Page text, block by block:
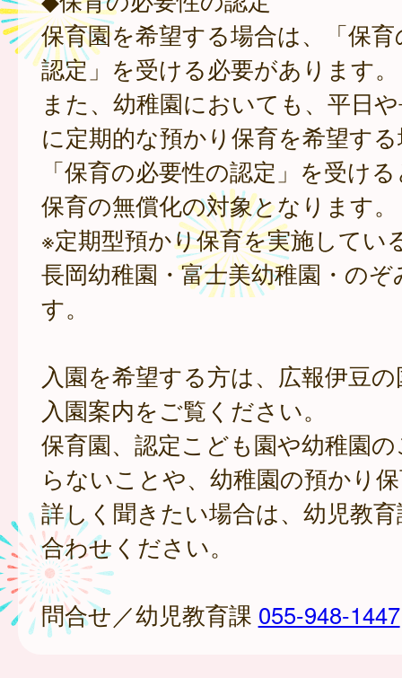
保育園を希望する場合は、「保
認定」を受ける必要があります。
また、幼稚園においても、平日
に定期的な預かり保育を希望す
「保育の必要性の認定」を受け
保育の無償化の対象となります。
※定期型預かり保育を実施してい
長岡幼稚園・富士美幼稚園・の
す。
入園を希望する方は、広報伊豆
入園案内をご覧ください。
保育園、認定こども園や幼稚園
らないことや、幼稚園の預かり
詳しく聞きたい場合は、幼児教
合わせください。
問合せ／幼児教育課 055-948-1447